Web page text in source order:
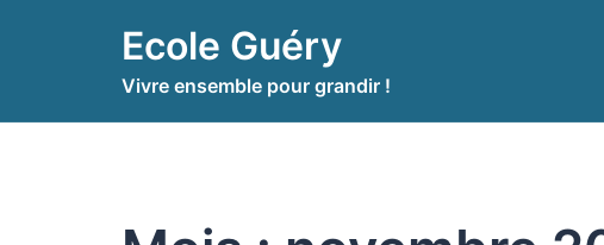
Ecole Guéry
Vivre ensemble pour grandir !